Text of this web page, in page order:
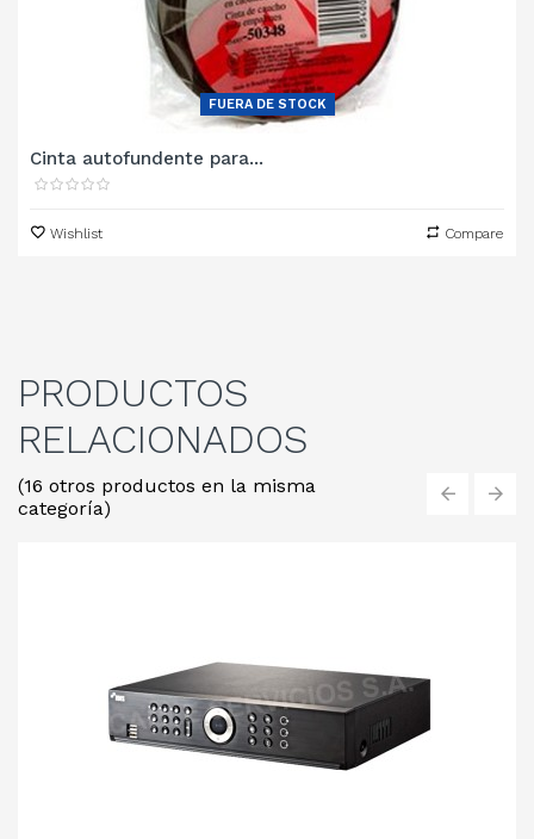
FUERA DE STOCK
Cinta autofundente para...
Wishlist Compare
PRODUCTOS
RELACIONADOS
(16 otros productos en la misma
categoría)